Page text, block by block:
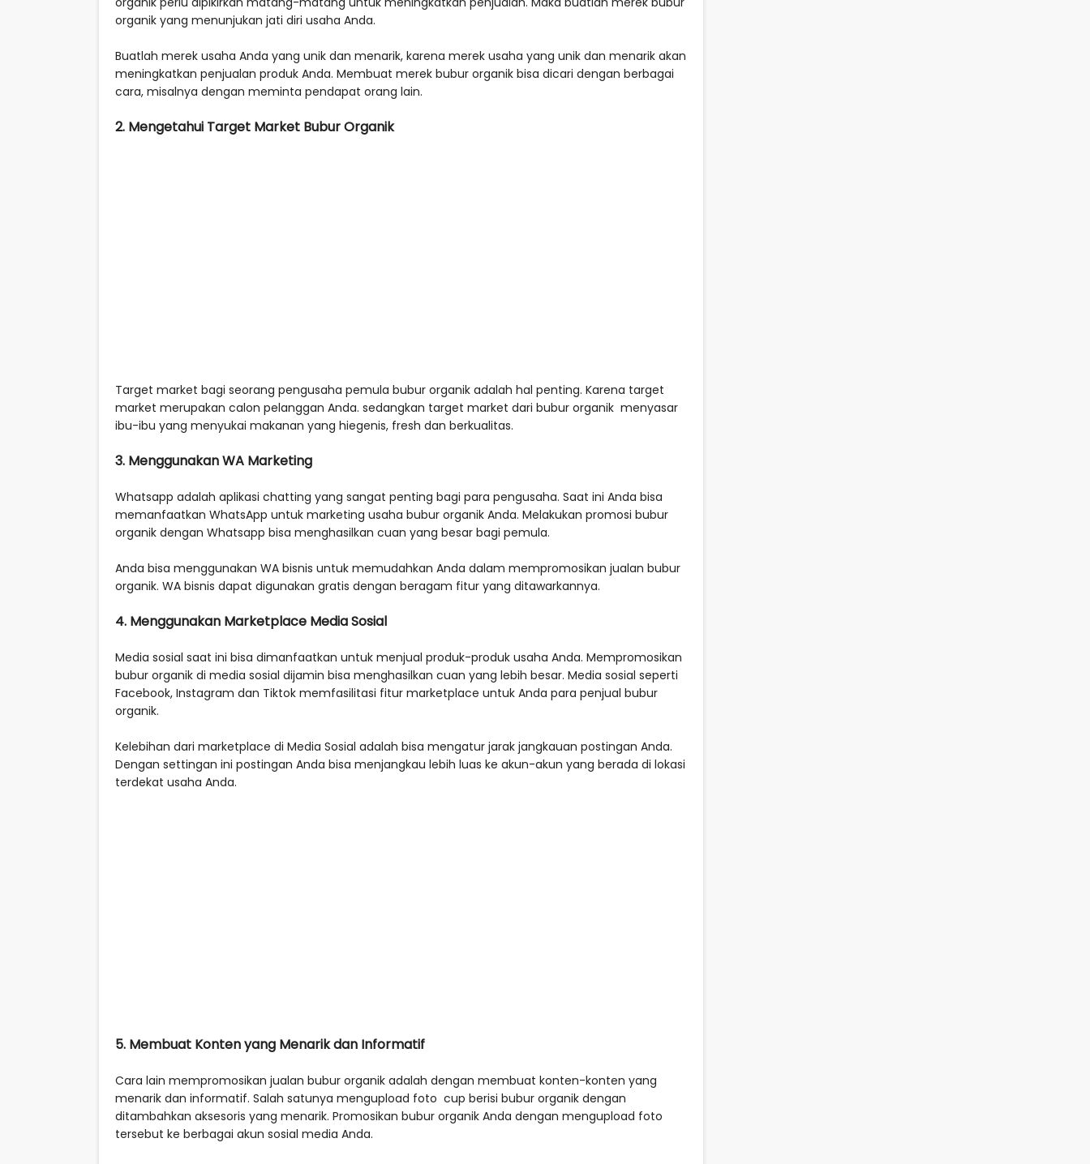
organik yang menunjukan jati diri usaha Anda.
Buatlah merek usaha Anda yang unik dan menarik, karena merek usaha yang unik dan menarik akan
meningkatkan penjualan produk Anda. Membuat merek bubur organik bisa dicari dengan berbagai
cara, misalnya dengan meminta pendapat orang lain.
2. Mengetahui Target Market Bubur Organik
Target market bagi seorang pengusaha pemula bubur organik adalah hal penting. Karena target
market merupakan calon pelanggan Anda. sedangkan target market dari bubur organik menyasar
ibu-ibu yang menyukai makanan yang hiegenis, fresh dan berkualitas.
3. Menggunakan WA Marketing
Whatsapp adalah aplikasi chatting yang sangat penting bagi para pengusaha. Saat ini Anda bisa
memanfaatkan WhatsApp untuk marketing usaha bubur organik Anda. Melakukan promosi bubur
organik dengan Whatsapp bisa menghasilkan cuan yang besar bagi pemula.
Anda bisa menggunakan WA bisnis untuk memudahkan Anda dalam mempromosikan jualan bubur
organik. WA bisnis dapat digunakan gratis dengan beragam fitur yang ditawarkannya.
4. Menggunakan Marketplace Media Sosial
Media sosial saat ini bisa dimanfaatkan untuk menjual produk-produk usaha Anda. Mempromosikan
bubur organik di media sosial dijamin bisa menghasilkan cuan yang lebih besar. Media sosial seperti
Facebook, Instagram dan Tiktok memfasilitasi fitur marketplace untuk Anda para penjual bubur
organik.
Kelebihan dari marketplace di Media Sosial adalah bisa mengatur jarak jangkauan postingan Anda.
Dengan settingan ini postingan Anda bisa menjangkau lebih luas ke akun-akun yang berada di lokasi
terdekat usaha Anda.
5. Membuat Konten yang Menarik dan Informatif
Cara lain mempromosikan jualan bubur organik adalah dengan membuat konten-konten yang
menarik dan informatif. Salah satunya mengupload foto cup berisi bubur organik dengan
ditambahkan aksesoris yang menarik. Promosikan bubur organik Anda dengan mengupload foto
tersebut ke berbagai akun sosial media Anda.